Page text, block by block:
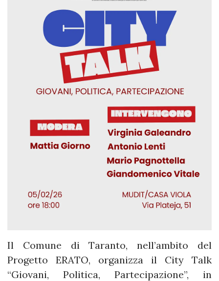
Il Comune di Taranto, nell’ambito del
Progetto ERATO, organizza il City Talk
“Giovani, Politica, Partecipazione”, in